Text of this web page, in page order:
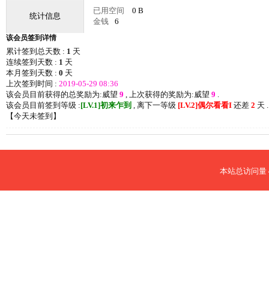
统计信息
已用空间
0 B
金钱
6
该会员签到详情
累计签到总天数 : 1 天
连续签到天数 : 1 天
本月签到天数 : 0 天
上次签到时间 : 2019-05-29 08:36
该会员目前获得的总奖励为:威望 9 , 上次获得的奖励为:威望 9 .
该会员目前签到等级 :[LV.1]初来乍到 , 离下一等级 [LV.2]偶尔看看I 还差 2 天 .
【今天未签到 】
本站总访问量